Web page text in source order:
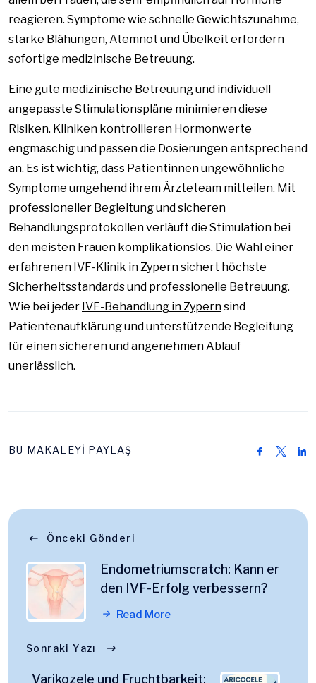
reagieren. Symptome wie schnelle Gewichtszunahme,
starke Blähungen, Atemnot und Übelkeit erfordern
sofortige medizinische Betreuung.
Eine gute medizinische Betreuung und individuell
angepasste Stimulationspläne minimieren diese
Risiken. Kliniken kontrollieren Hormonwerte
engmaschig und passen die Dosierungen entsprechend
an. Es ist wichtig, dass Patientinnen ungewöhnliche
Symptome umgehend ihrem Ärzteteam mitteilen. Mit
professioneller Begleitung und sicheren
Behandlungsprotokollen verläuft die Stimulation bei
den meisten Frauen komplikationslos. Die Wahl einer
erfahrenen IVF-Klinik in Zypernsichert höchste
Sicherheitsstandards und professionelle Betreuung.
Wie bei jeder IVF-Behandlung in Zypernsind
Patientenaufklärung und unterstützende Begleitung
für einen sicheren und angenehmen Ablauf
unerlässlich.
BU MAKALEYİ PAYLAŞ
Önceki Gönderi
Endometriumscratch: Kann er
den IVF-Erfolg verbessern?
Read More
Sonraki Yazı
Varikozele und Fruchtbarkeit: